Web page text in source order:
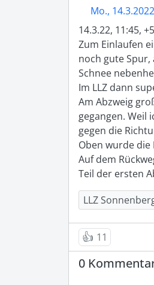
Mo.,
14.3.22, 11:45,
Zum Einlaufen
noch gute
Schnee
Im LLZ dann
Am Abzweig
gegangen. Weil
gegen die
Oben wurde
Auf dem
Teil der ersten
LLZ
👍 11
0